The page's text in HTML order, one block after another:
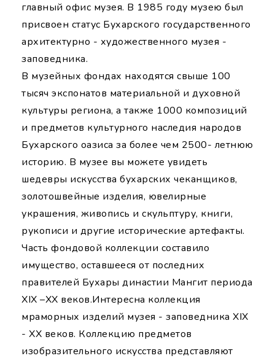
главный офис музея. В 1985 году музею был
присвоен статус Бухарского государственного
архитектурно - художественного музея -
заповедника.
В музейных фондах находятся свыше 100
тысяч экспонатов материальной и духовной
культуры региона, а также 1000 композиций
и предметов культурного наследия народов
Бухарского оазиса за более чем 2500- летнюю
историю. В музее вы можете увидеть
шедевры искусства бухарских чеканщиков,
золотошвейные изделия, ювелирные
украшения, живопись и скульптуру, книги,
рукописи и другие исторические артефакты.
Часть фондовой коллекции составило
имущество, оставшееся от последних
правителей Бухары династии Мангит периода
XIX –XX веков.Интересна коллекция
мраморных изделий музея - заповедника XIX
- XX веков. Коллекцию предметов
изобразительного искусства представляют